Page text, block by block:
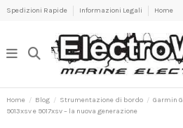
Spedizioni Rapide Informazioni Legali Home
Home Blog Strumentazione di bordo
Garmin
9013xsv e 9017xsv – la nuova generazione